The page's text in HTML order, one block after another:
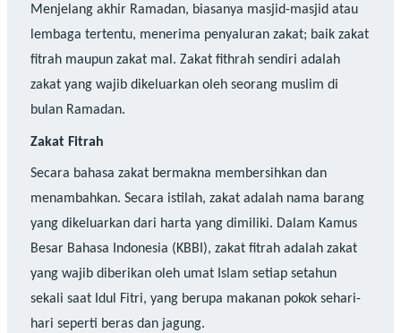
Menjelang akhir Ramadan, biasanya masjid-masjid atau
lembaga tertentu, menerima penyaluran zakat; baik zakat
fitrah maupun zakat mal. Zakat fithrah sendiri adalah
zakat yang wajib dikeluarkan oleh seorang muslim di
bulan Ramadan.
Zakat Fitrah
Secara bahasa zakat bermakna membersihkan dan
menambahkan. Secara istilah, zakat adalah nama barang
yang dikeluarkan dari harta yang dimiliki. Dalam Kamus
Besar Bahasa Indonesia (KBBI), zakat fitrah adalah zakat
yang wajib diberikan oleh umat Islam setiap setahun
sekali saat Idul Fitri, yang berupa makanan pokok sehari-
hari seperti beras dan jagung.